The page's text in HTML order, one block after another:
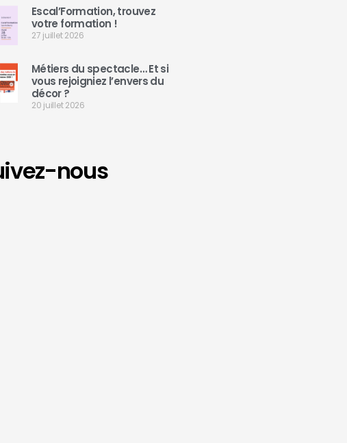
Escal’Formation, trouvez
votre formation !
27 juillet 2026
Métiers du spectacle… Et si
vous rejoigniez l’envers du
décor ?
20 juillet 2026
nous